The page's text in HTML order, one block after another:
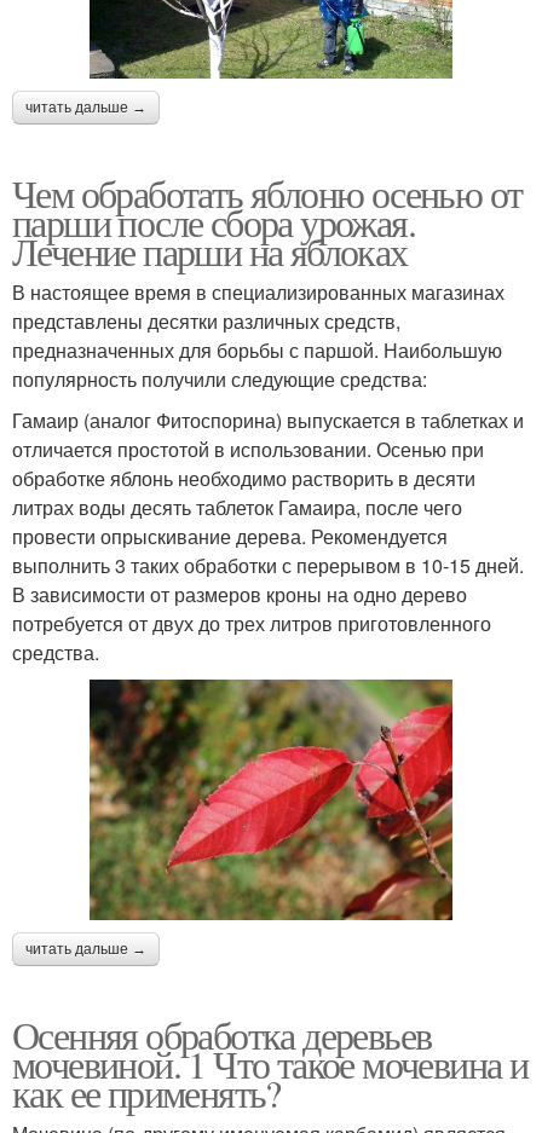
читать дальше →
Чем обработать яблоню осенью от
парши после сбора урожая.
Лечение парши на яблоках
В настоящее время в специализированных магазинах
представлены десятки различных средств,
предназначенных для борьбы с паршой. Наибольшую
популярность получили следующие средства:
Гамаир (аналог Фитоспорина) выпускается в таблетках и
отличается простотой в использовании. Осенью при
обработке яблонь необходимо растворить в десяти
литрах воды десять таблеток Гамаира, после чего
провести опрыскивание дерева. Рекомендуется
выполнить 3 таких обработки с перерывом в 10-15 дней.
В зависимости от размеров кроны на одно дерево
потребуется от двух до трех литров приготовленного
средства.
читать дальше →
Осенняя обработка деревьев
мочевиной. 1 Что такое мочевина и
как ее применять?